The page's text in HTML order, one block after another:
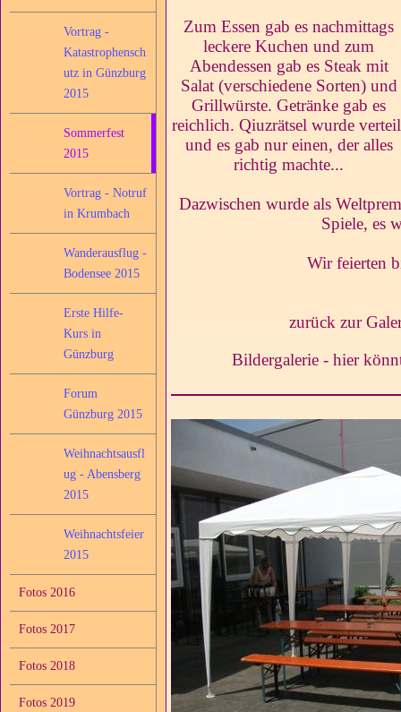
Vortrag -
Katastrophensch
utz in Günzburg
2015
Sommerfest
2015
Vortrag - Notruf
in Krumbach
Wanderausflug -
Bodensee 2015
Erste Hilfe-
Kurs in
Günzburg
Forum
Günzburg 2015
Weihnachtsausfl
ug - Abensberg
2015
Weihnachtsfeier
2015
Fotos 2016
Fotos 2017
Fotos 2018
Fotos 2019
Zum Essen gab es nachmittags
leckere Kuchen und zum
Abendessen gab es Steak mit
Salat (verschiedene Sorten) und
Grillwürste. Getränke gab es
reichlich. Qiuzrätsel wurde
und es gab nur einen, der alles
richtig machte...
Dazwischen wurde als
Spiele, es
Wir feierten
zurück zur
Bildergalerie - hier